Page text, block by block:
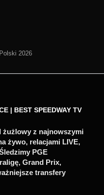
2026
| BEST SPEEDWAY TV
żużlowy z najnowszymi
żywo, relacjami LIVE,
PGE
Grand Prix,
transfery